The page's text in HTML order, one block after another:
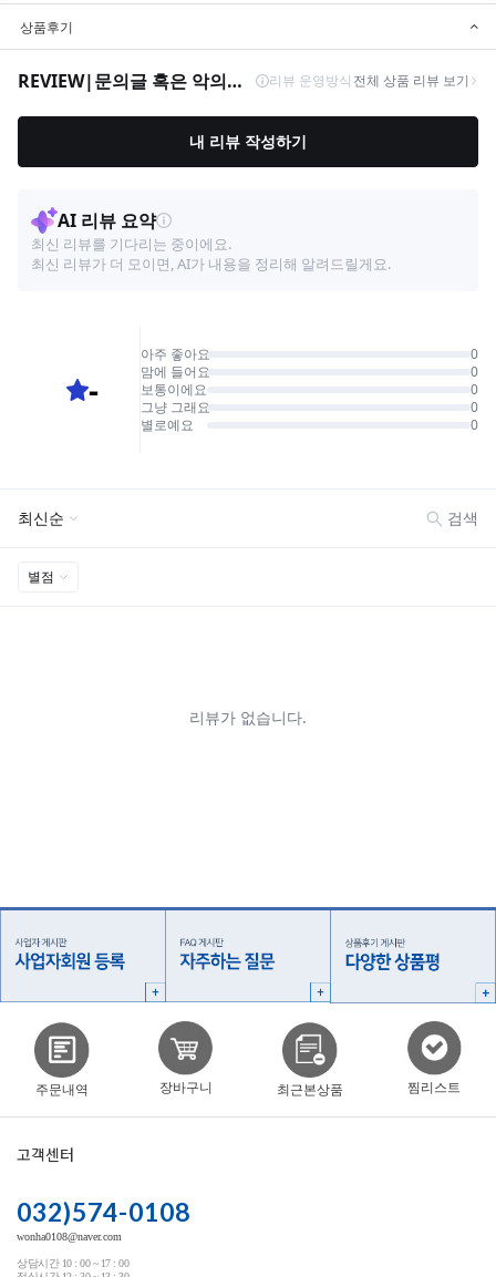
상품후기
주문내역 장바구니 최근본상품 찜리스트
고객센터
032)574-0108
wonha0108@naver.com
상담시간 10 : 00 ~ 17 : 00